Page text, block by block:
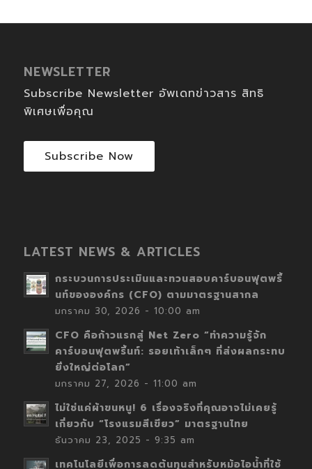
NEWSLETTER
Subscribe Newsletter อัพเดทข่าวสาร สิทธิ
พิเศษเพื่อคุณ
Subscribe Now
LATEST NEWS & ARTICLES
กระบวนการประเมินและทวนสอบคาร์บอนฟุตพริ้
นท์ขององค์กร (CFO) ตามมาตรฐานสากล
มกราคม 30, 2026 - 10:00 am
CFO คือก้าวแรกสู่ Net Zero “ทำความรู้จัก
คาร์บอนฟุตพริ้นท์: รอยเท้าเล็กๆ ที่ส่งผลกระทบ
ยิ่งใหญ่ต่อโลก”
มกราคม 27, 2026 - 11:00 am
ไม่ใช่แค่ผ้าขนหนู! 6 เรื่องจริงที่คุณอาจไม่เคยรู้
เกี่ยวกับ “โรงแรมสีเขียว” มาตรฐานไทย
ธันวาคม 23, 2025 - 9:35 am
เทคโนโลยีเพื่อการลดต้นทุนสำหรับหม้อไอน้ำที่ใช้